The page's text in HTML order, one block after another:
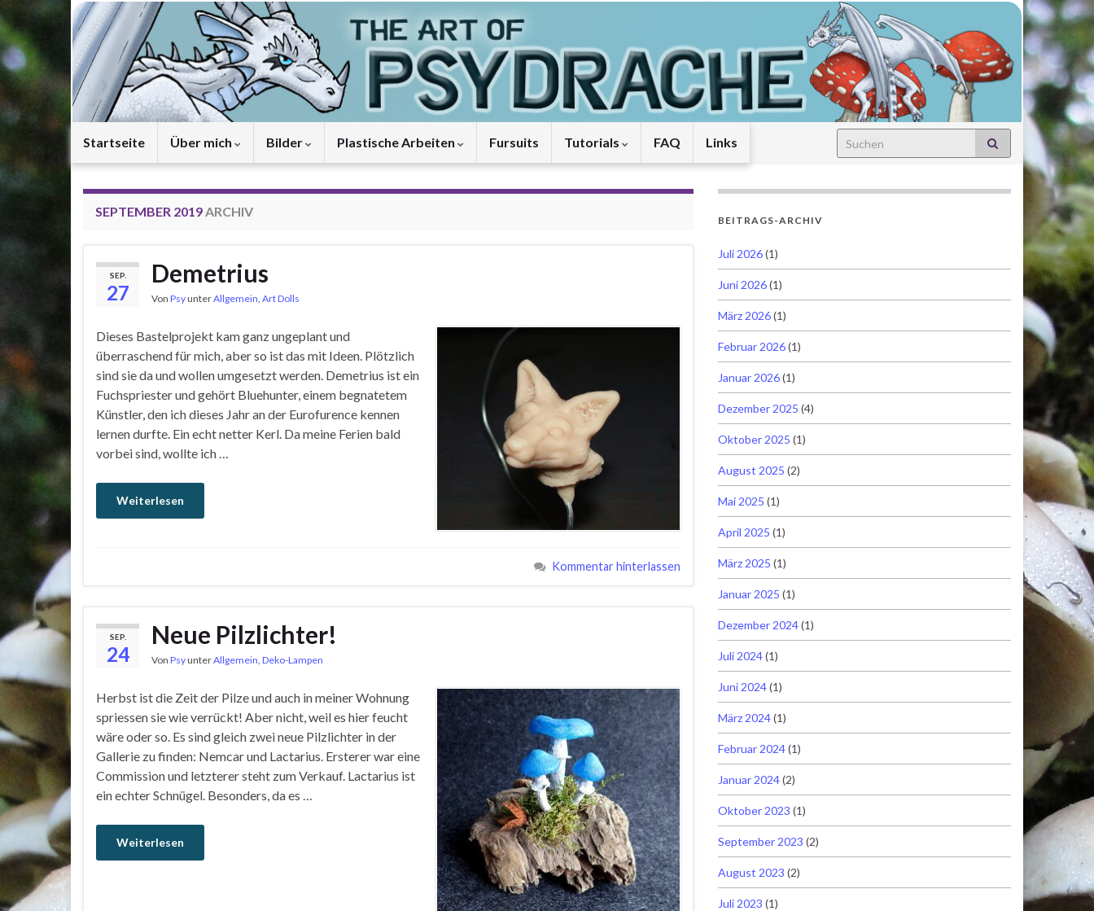
Startseite Über mich Bilder Plastische Arbeiten Fursuits Tutorials FAQ Links Search for:
SEPTEMBER 2019ARCHIV
SEP.
27
Demetrius
Von PsyunterAllgemein, Art Dolls
Dieses Bastelprojekt kam ganz ungeplant und
überraschend für mich, aber so ist das mit Ideen. Plötzlich
sind sie da und wollen umgesetzt werden. Demetrius ist ein
Fuchspriester und gehört Bluehunter, einem begnatetem
Künstler, den ich dieses Jahr an der Eurofurence kennen
lernen durfte. Ein echt netter Kerl. Da meine Ferien bald
vorbei sind, wollte ich …
Weiterlesen
Kommentar hinterlassen
SEP.
24
Neue Pilzlichter!
Von PsyunterAllgemein, Deko-Lampen
Herbst ist die Zeit der Pilze und auch in meiner Wohnung
spriessen sie wie verrückt! Aber nicht, weil es hier feucht
wäre oder so. Es sind gleich zwei neue Pilzlichter in der
Gallerie zu finden: Nemcar und Lactarius. Ersterer war eine
Commission und letzterer steht zum Verkauf. Lactarius ist
ein echter Schnügel. Besonders, da es …
Weiterlesen
BEITRAGS-ARCHIV
Juli 2026(1)
Juni 2026(1)
März 2026(1)
Februar 2026(1)
Januar 2026(1)
Dezember 2025 (4)
Oktober 2025 (1)
August 2025 (2)
Mai 2025 (1)
April 2025 (1)
März 2025 (1)
Januar 2025 (1)
Dezember 2024(1)
Juli 2024(1)
Juni 2024(1)
März 2024(1)
Februar 2024(1)
Januar 2024(2)
Oktober 2023 (1)
September 2023 (2)
August 2023 (2)
Juli 2023 (1)